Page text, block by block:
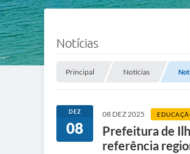
Notícias
Principal Notícias
DEZ
08
08 DEZ 2025
Prefeitura de
referência